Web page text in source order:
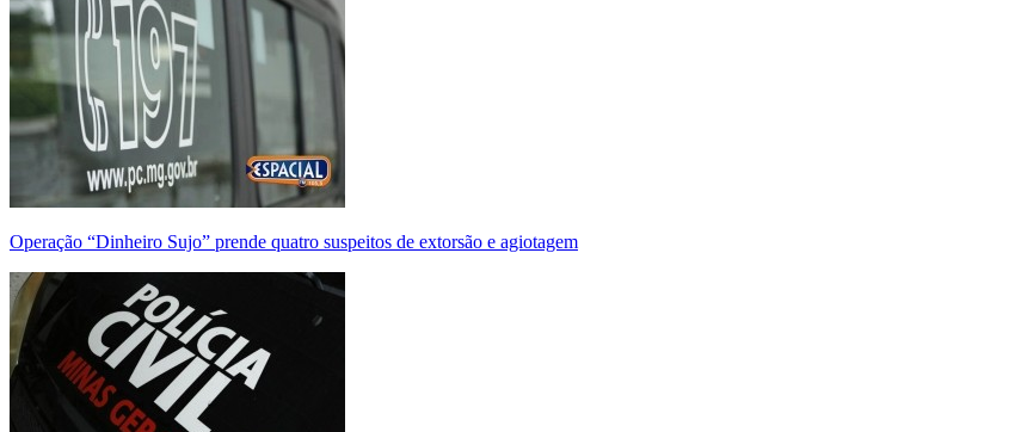
Operação “Dinheiro Sujo” prende quatro suspeitos de extorsão e agiotagem